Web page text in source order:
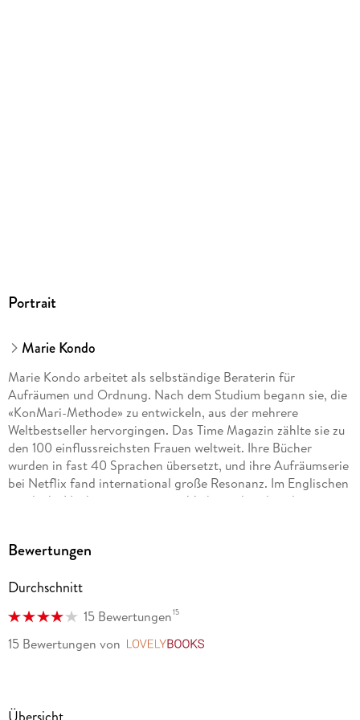
Portrait
Marie Kondo
Marie Kondo arbeitet als selbständige Beraterin für
Aufräumen und Ordnung. Nach dem Studium begann sie, die
«KonMari-Methode» zu entwickeln, aus der mehrere
Weltbestseller hervorgingen. Das Time Magazin zählte sie zu
den 100 einflussreichsten Frauen weltweit. Ihre Bücher
wurden in fast 40 Sprachen übersetzt, und ihre Aufräumserie
bei Netflix fand international große Resonanz. Im Englischen
wurde ihr Nachname sogar zum Verb: «to kondo» als
Angewandte Kulturwissenschaften in Lüneburg und
Mitarbeiterin an der Leuphana Universität Lüneburg. Seither
vereint sie ihre Faszination für Wissenschaft und ihre
Bewertungen
Durchschnitt
15 Bewertungen15
15 Bewertungen von